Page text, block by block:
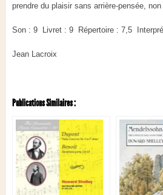
prendre du plaisir sans arrière-pensée, non
Son : 9 Livret : 9 Répertoire : 7,5
Jean Lacroix
Publications Similaires :